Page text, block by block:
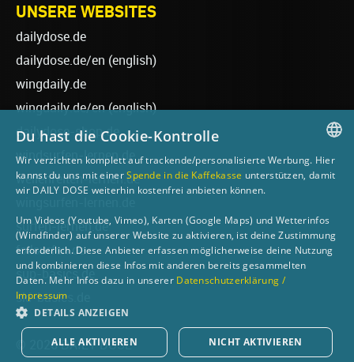
UNSERE WEBSITES
dailydose.de
dailydose.de/en (english)
wingdaily.de
wingdaily.de/en(english)
dailydose-shop.de
windsurfen-lernen.de
wellenreiten-lernen.de
surfen-lernen.de
foilsurfen.de
sup-basics.de
ski-basics.de
© 2026 DAILY DOSE
GERMAN
Du hast die Cookie-Kontrolle
Wir verzichten komplett auf trackende/personalisierte Werbung. Hier
kannst du uns mit einerSpende in die Kaffekasse unterstützen, damit
wir DAILY DOSE weiterhin kostenfrei anbieten können.
Um Videos (Youtube, Vimeo), Karten (Google Maps) und Wetterinfos
(Windfinder) auf unserer Website zu aktivieren, ist deine Zustimmung
erforderlich. Diese Anbieter erfassen möglicherweise deine Nutzung
und kombinieren diese Infos mit anderen bereits gesammelten
Daten. Mehr Infos dazu in unserer Datenschutzerklärung /
Impressum
DETAILS ANZEIGEN
ALLE AKTIVIEREN NICHT AKTIVIEREN